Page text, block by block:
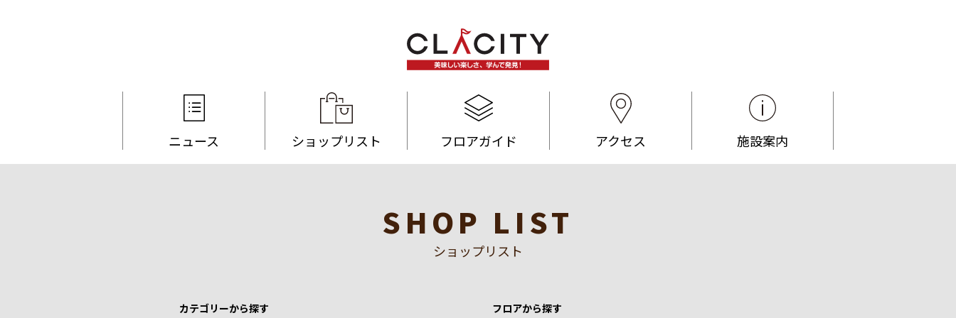
ニュース ショップリスト フロアガイド アクセス 施設案内
SHOP LIST
ショップリスト
カテゴリーから探す フロアから探す